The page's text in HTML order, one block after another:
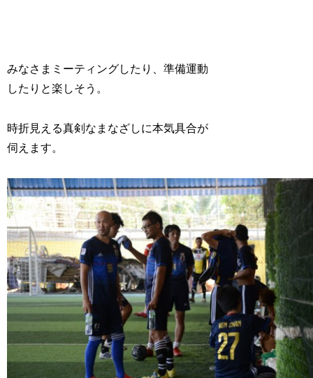
みなさまミーティングしたり、準備運動
したりと楽しそう。
時折見える真剣なまなざしに本気具合が
伺えます。